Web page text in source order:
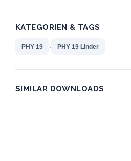
KATEGORIEN & TAGS
PHY 19 , PHY 19 Linder
SIMILAR DOWNLOADS